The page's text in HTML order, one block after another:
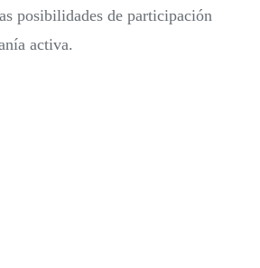
posibilidades de participación
activa.